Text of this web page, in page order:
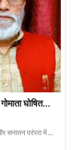
घोषित...
सनातन परंपरा में ...